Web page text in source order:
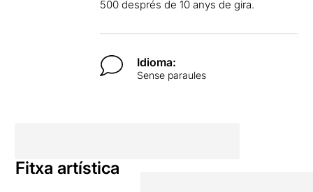
500 després de 10 anys de gira.
Idioma:
Sense paraules
Fitxa artística